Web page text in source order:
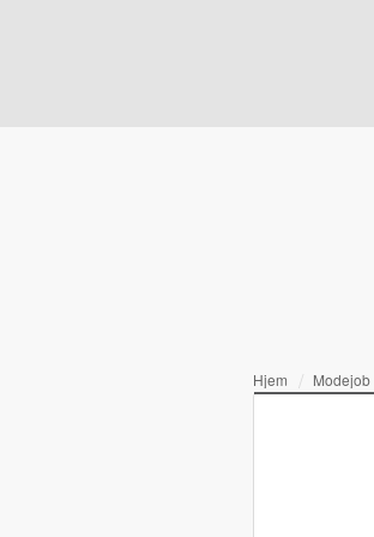
Hjem Modejob